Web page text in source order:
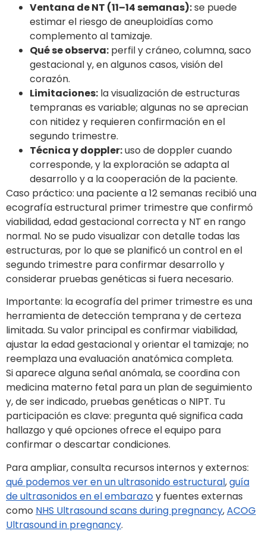
Ventana de NT (11–14 semanas):se puede
estimar el riesgo de aneuploidías como
complemento al tamizaje.
Qué se observa: perfil y cráneo, columna, saco
gestacional y, en algunos casos, visión del
corazón.
Limitaciones: la visualización de estructuras
tempranas es variable; algunas no se aprecian
con nitidez y requieren confirmación en el
segundo trimestre.
Técnica y doppler:uso de doppler cuando
corresponde, y la exploración se adapta al
desarrollo y a la cooperación de la paciente.
Caso práctico: una paciente a 12 semanas recibió una
ecografía estructural primer trimestre que confirmó
viabilidad, edad gestacional correcta y NT en rango
normal. No se pudo visualizar con detalle todas las
estructuras, por lo que se planificó un control en el
segundo trimestre para confirmar desarrollo y
considerar pruebas genéticas si fuera necesario.
Importante: la ecografía del primer trimestre es una
herramienta de detección temprana y de certeza
limitada. Su valor principal es confirmar viabilidad,
ajustar la edad gestacional y orientar el tamizaje; no
reemplaza una evaluación anatómica completa.
Si aparece alguna señal anómala, se coordina con
medicina materno fetal para un plan de seguimiento
y, de ser indicado, pruebas genéticas o NIPT. Tu
participación es clave: pregunta qué significa cada
hallazgo y qué opciones ofrece el equipo para
confirmar o descartar condiciones.
Para ampliar, consulta recursos internos y externos:
qué podemos ver en un ultrasonido estructural,guía
de ultrasonidos en el embarazoy fuentes externas
como NHS Ultrasound scans during pregnancy,ACOG
Ultrasound in pregnancy.